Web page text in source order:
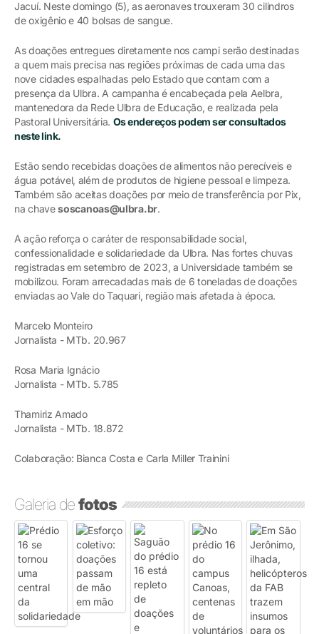
Jacuí. Neste domingo (5), as aeronaves trouxeram 30 cilindros
de oxigênio e 40 bolsas de sangue.
As doações entregues diretamente nos campi serão destinadas
a quem mais precisa nas regiões próximas de cada uma das
nove cidades espalhadas pelo Estado que contam com a
presença da Ulbra. A campanha é encabeçada pela Aelbra,
mantenedora da Rede Ulbra de Educação, e realizada pela
Pastoral Universitária. Os endereços podem ser consultados
neste link.
Estão sendo recebidas doações de alimentos não perecíveis e
água potável, além de produtos de higiene pessoal e limpeza.
Também são aceitas doações por meio de transferência por Pix,
na chavesoscanoas@ulbra.br.
A ação reforça o caráter de responsabilidade social,
confessionalidade e solidariedade da Ulbra. Nas fortes chuvas
registradas em setembro de 2023, a Universidade também se
mobilizou. Foram arrecadadas mais de 6 toneladas de doações
enviadas ao Vale do Taquari, região mais afetada à época.
Marcelo Monteiro
Jornalista - MTb. 20.967
Rosa Maria Ignácio
Jornalista - MTb. 5.785
Thamiriz Amado
Jornalista - MTb. 18.872
Colaboração: Bianca Costa e Carla Miller Trainini
Galeria defotos